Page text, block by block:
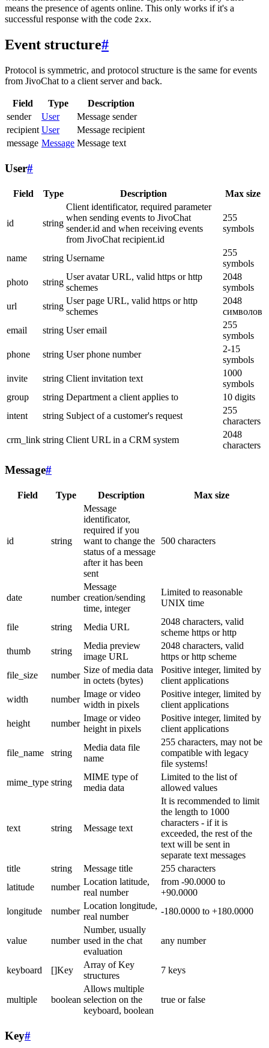
means the presence of agents online. This only works if it's a
successful response with the code 2xx.
Event structure#
Protocol is symmetric, and protocol structure is the same for events
from JivoChat to a client server and back.
Field Type
Description
sender
User
Message sender
recipient User
Message recipient
message Message Message text
User#
Field Type Description Max size
id string
Client identificator, required parameter
when sending events to JivoChat
sender.id and when receiving events
from JivoChat recipient.id
255
symbols
name string Username
255
symbols
photo
string
User avatar URL, valid https or http
schemes
2048
symbols
url
string
User page URL, valid https or http
schemes
2048
символов
email
string User email
255
symbols
phone
string User phone number
2-15
symbols
invite
string Client invitation text
1000
symbols
group
string Department a client applies to
10 digits
intent
string Subject of a customer's request
255
characters
crm_link string Client URL in a CRM system
2048
characters
Message#
Field Type Description Max size
id string
Message
identificator,
required if you
want to change the
status of a message
after it has been
sent
500 characters
date number
Message
creation/sending
time, integer
Limited to reasonable
UNIX time
file string Media URL
2048 characters, valid
scheme https or http
thumb
string
Media preview
image URL
2048 characters, valid
https or http scheme
file_size
number
Size of media data
in octets (bytes)
Positive integer, limited by
client applications
width
number
Image or video
width in pixels
Positive integer, limited by
client applications
height
number
Image or video
height in pixels
Positive integer, limited by
client applications
file_name string
Media data file
name
255 characters, may not be
compatible with legacy
file systems!
mime_type string
MIME type of
media data
Limited to the list of
allowed values
text string Message text
It is recommended to limit
the length to 1000
characters - if it is
exceeded, the rest of the
text will be sent in
separate text messages
title
string Message title
255 characters
latitude
number
Location latitude,
real number
from -90.0000 to
+90.0000
longitude
number
Location longitude,
real number
-180.0000 to +180.0000
value number
Number, usually
used in the chat
evaluation
any number
keyboard []Key
Array of Key
structures
7 keys
multiple boolean
Allows multiple
selection on the
keyboard, boolean
true or false
Key#